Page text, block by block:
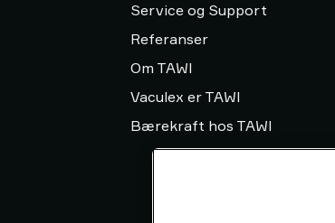
Service og Support
Referanser
Om TAWI
Vaculex er TAWI
Bærekraft hos TAWI